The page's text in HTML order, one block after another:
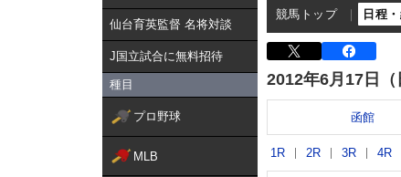
仙台育英監督 名将対談
J国立試合に無料招待
種目
プロ野球
MLB
競馬トップ 日程
2012年6月17日（
函館
1R 2R 3R 4R